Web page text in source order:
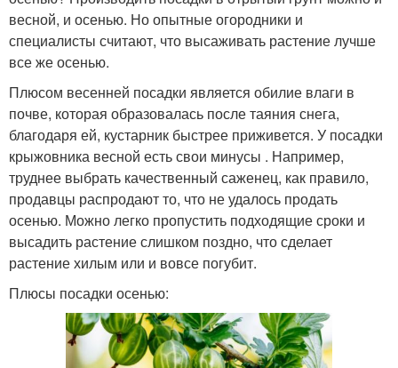
весной, и осенью. Но опытные огородники и
специалисты считают, что высаживать растение лучше
все же осенью.
Плюсом весенней посадки является обилие влаги в
почве, которая образовалась после таяния снега,
благодаря ей, кустарник быстрее приживется. У посадки
крыжовника весной есть свои минусы . Например,
труднее выбрать качественный саженец, как правило,
продавцы распродают то, что не удалось продать
осенью. Можно легко пропустить подходящие сроки и
высадить растение слишком поздно, что сделает
растение хилым или и вовсе погубит.
Плюсы посадки осенью: